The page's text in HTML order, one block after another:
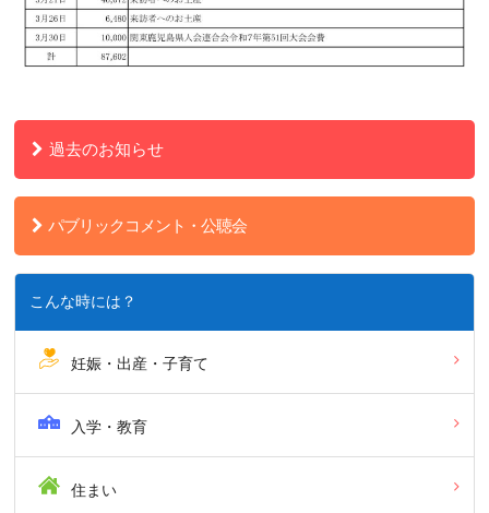
過去のお知らせ
パブリックコメント・公聴会
こんな時には？
妊娠・出産・子育て
入学・教育
住まい